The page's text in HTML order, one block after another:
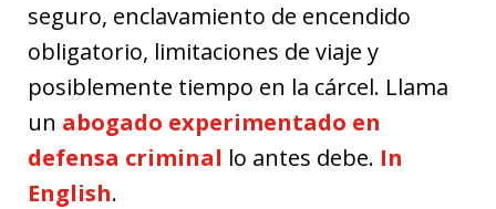
seguro, enclavamiento de encendido
obligatorio, limitaciones de viaje y
posiblemente tiempo en la cárcel. Llama
un abogado experimentado en
defensa criminal lo antes debe. In
English.